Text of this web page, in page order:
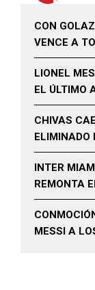
CON
VENCE A
LIONEL
EL ÚLTIMO
CHIVAS
ELIMINADO
INTER
REMONTA
MESSI A